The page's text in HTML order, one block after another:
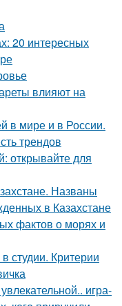
20 интересных
влияют на
в мире и в России.
трендов
открывайте для
Названы
в Казахстане
фактов о морях и
студии. Критерии
игра-